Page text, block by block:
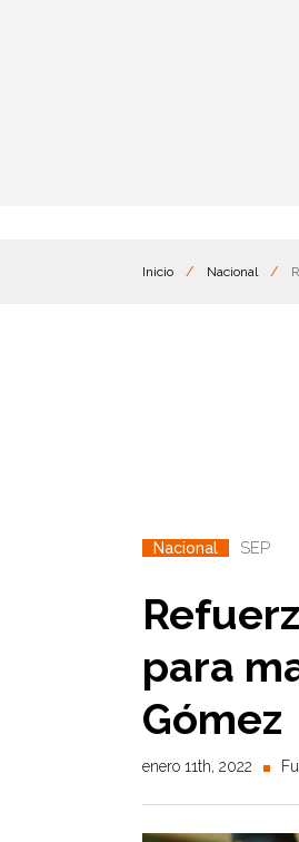
Inicio / Nacional /
Nacional SEP
para
Gómez
enero 11th, 2022